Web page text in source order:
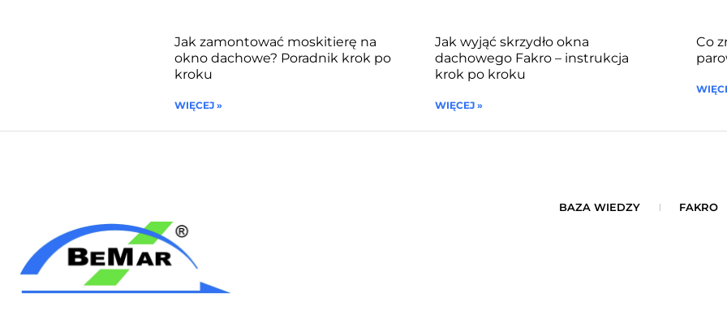
Jak zamontować moskitierę na
okno dachowe? Poradnik krok po
kroku
WIĘCEJ »
Jak wyjąć skrzydło okna
dachowego Fakro – instrukcja
krok po kroku
WIĘCEJ »
Co
BAZA WIEDZY FAKRO